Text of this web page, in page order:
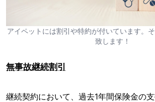
アイペットには割引や特約が付いています。
致します！
無事故継続割引
継続契約において、過去1年間保険金の